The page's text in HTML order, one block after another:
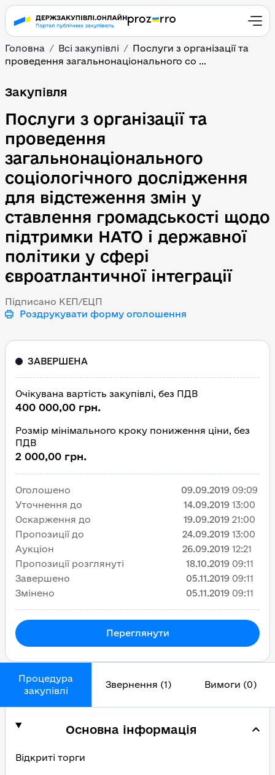
Головна Всі закупівлі
Послуги з організації та
проведення загальнонаціонального со ...
Послуги з організації
Закупівля
Послуги з організації та
проведення
загальнонаціонального
соціологічного дослідження
для відстеження змін у
ставлення громадськості щодо
підтримки НАТО і державної
політики у сфері
євроатлантичної інтеграції
Підписано КЕП/ЕЦП
Роздрукувати форму оголошення
Процедура
закупівлі
Звернення (1) Вимоги (0)
Основна інформація
Відкриті торги
ЗАВЕРШЕНА
Очікувана вартість закупівлі, без ПДВ
400 000,00 грн.
Розмір мінімального кроку пониження ціни, без
ПДВ
2 000,00 грн.
Оголошено 09.09.2019 09:09
Уточнення до
14.09.2019 13:00
Оскарження до
19.09.2019 21:00
Пропозиції до
24.09.2019 13:00
Аукціон
26.09.2019 12:21
Пропозиції розглянуті
18.10.2019 09:11
Завершено
05.11.2019 09:11
Змінено
05.11.2019 09:11
Переглянути